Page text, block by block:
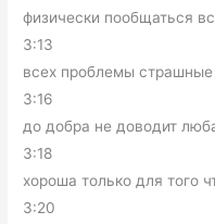
физически пообщаться
3:13
всех проблемы
3:16
до добра не доводит
3:18
хороша только для того
3:20